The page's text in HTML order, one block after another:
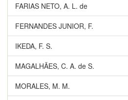
FARIAS NETO, A. L. de
FERNANDES JUNIOR, F.
IKEDA, F. S.
MAGALHÃES, C. A. de S.
MORALES, M. M.